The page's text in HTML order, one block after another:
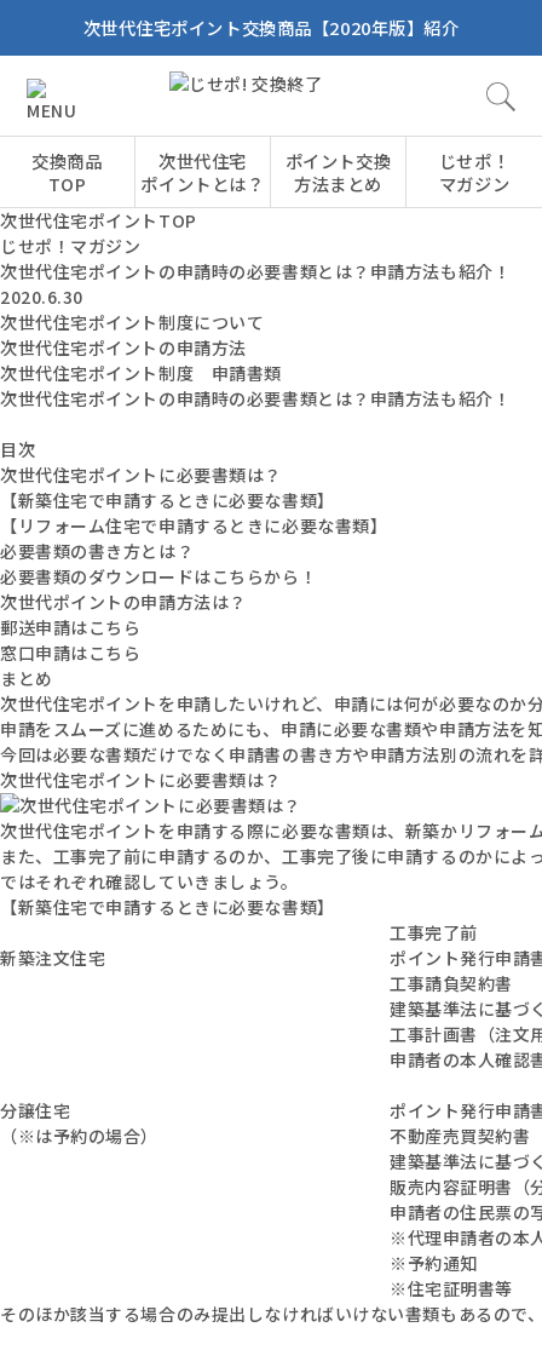
次世代住宅ポイント交換商品【2020年版】紹介
交換商品
TOP
次世代住宅
ポイントとは？
ポイント交換
方法まとめ
じせポ！
マガジン
次世代住宅ポイントTOP
じせポ！マガジン
次世代住宅ポイントの申請時の必要書類とは？申請方法も紹介！
2020.6.30
次世代住宅ポイント制度について
次世代住宅ポイントの申請方法
次世代住宅ポイント制度 申請書類
次世代住宅ポイントの申請時の必要書類とは？申請方法も紹介！
目次
次世代住宅ポイントに必要書類は？
【新築住宅で申請するときに必要な書類】
【リフォーム住宅で申請するときに必要な書類】
必要書類の書き方とは？
必要書類のダウンロードはこちらから！
次世代ポイントの申請方法は？
郵送申請はこちら
窓口申請はこちら
まとめ
次世代住宅ポイントを申請したいけれど、申請には何が必要なのか
申請をスムーズに進めるためにも、申請に必要な書類や申請方法を
今回は必要な書類だけでなく申請書の書き方や申請方法別の流れ
次世代住宅ポイントに必要書類は？
次世代住宅ポイントを申請する際に必要な書類は、新築かリフォー
また、工事完了前に申請するのか、工事完了後に申請するのかによ
ではそれぞれ確認していきましょう。
【新築住宅で申請するときに必要な書類】
工事完了前
新築注文住宅
ポイント発行申請
工事請負契約書
建築基準法に基づ
工事計画書（注文
申請者の本人確認
分譲住宅
（※は予約の場合）
ポイント発行申請
不動産売買契約書
建築基準法に基づ
販売内容証明書（
申請者の住民票の
※代理申請者の本
※予約通知
※住宅証明書等
そのほか該当する場合のみ提出しなければいけない書類もあるので